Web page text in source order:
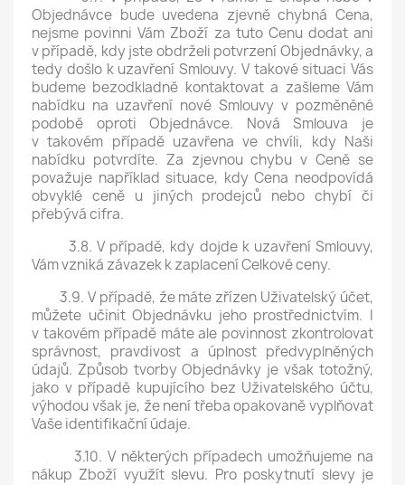
Objednávce bude uvedena zjevně chybná Cena,
nejsme povinni Vám Zboží za tuto Cenu dodat ani
v případě, kdy jste obdrželi potvrzení Objednávky, a
tedy došlo k uzavření Smlouvy. V takové situaci Vás
budeme bezodkladně kontaktovat a zašleme Vám
nabídku na uzavření nové Smlouvy v pozměněné
podobě oproti Objednávce. Nová Smlouva je
v takovém případě uzavřena ve chvíli, kdy Naši
nabídku potvrdíte. Za zjevnou chybu v Ceně se
považuje například situace, kdy Cena neodpovídá
obvyklé ceně u jiných prodejců nebo chybí či
přebývá cifra.
3.8. V případě, kdy dojde k uzavření Smlouvy,
Vám vzniká závazek k zaplacení Celkové ceny.
3.9. V případě, že máte zřízen Uživatelský účet,
můžete učinit Objednávku jeho prostřednictvím. I
v takovém případě máte ale povinnost zkontrolovat
správnost, pravdivost a úplnost předvyplněných
údajů. Způsob tvorby Objednávky je však totožný,
jako v případě kupujícího bez Uživatelského účtu,
výhodou však je, že není třeba opakovaně vyplňovat
Vaše identifikační údaje.
3.10. V některých případech umožňujeme na
nákup Zboží využít slevu. Pro poskytnutí slevy je